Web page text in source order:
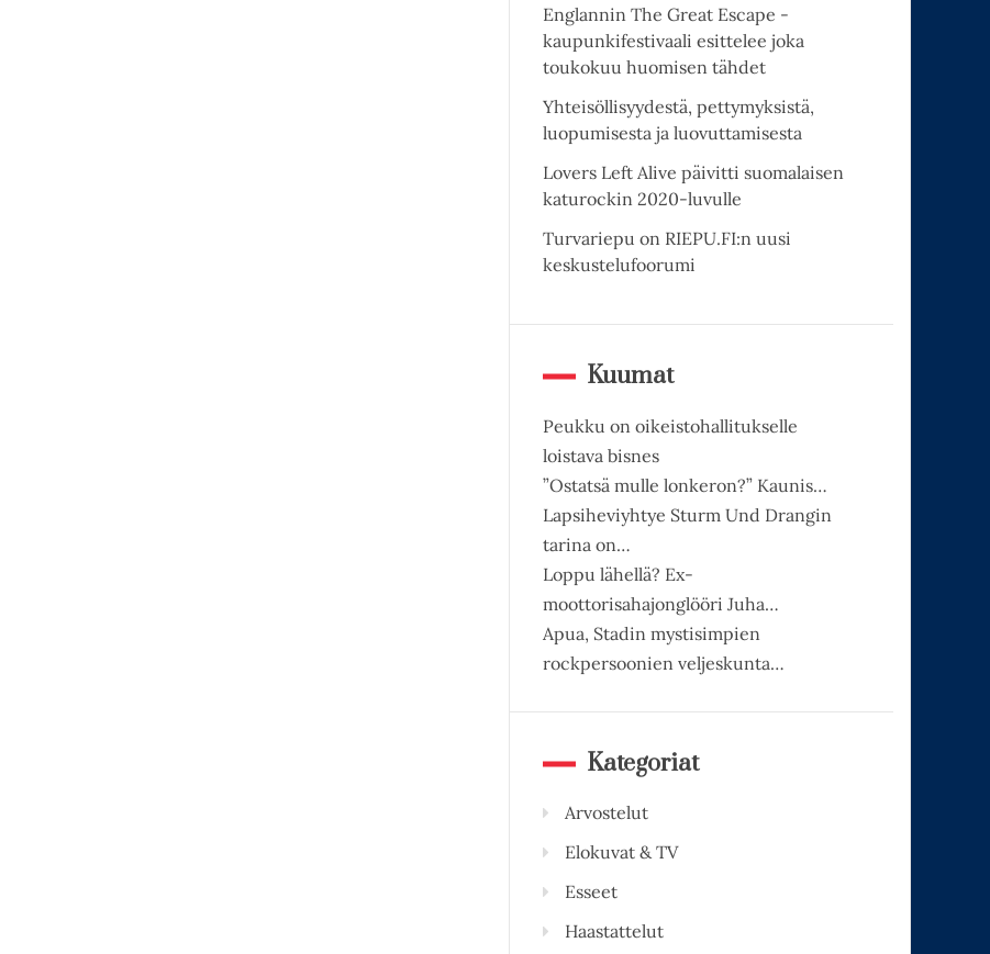
Englannin The Great Escape -
kaupunkifestivaali esittelee joka
toukokuu huomisen tähdet
Yhteisöllisyydestä, pettymyksistä,
luopumisesta ja luovuttamisesta
Lovers Left Alive päivitti suomalaisen
katurockin 2020-luvulle
Turvariepu on RIEPU.FI:n uusi
keskustelufoorumi
Kuumat
Peukku on oikeistohallitukselle
loistava bisnes
”Ostatsä mulle lonkeron?” Kaunis…
Lapsiheviyhtye Sturm Und Drangin
tarina on…
Loppu lähellä? Ex-
moottorisahajonglööri Juha…
Apua, Stadin mystisimpien
rockpersoonien veljeskunta…
Kategoriat
Arvostelut
Elokuvat & TV
Esseet
Haastattelut